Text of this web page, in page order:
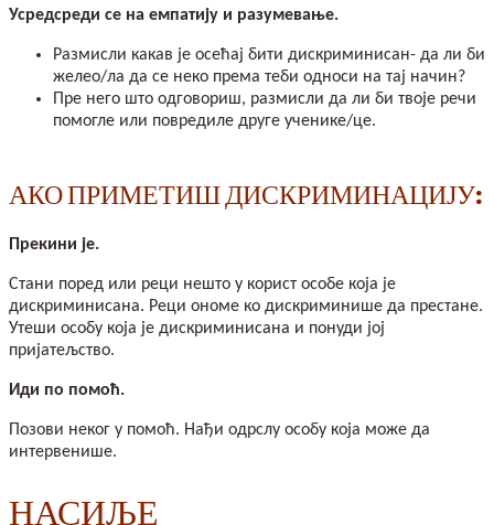
Усредсреди се на емпатију и разумевање.
Размисли какав је осећај бити дискриминисан- да ли би
желео/ла да се неко према теби односи на тај начин?
Пре него што одговориш, размисли да ли би твоје речи
помогле или повредиле друге ученике/це.
АКО ПРИМЕТИШ ДИСКРИМИНАЦИЈУ:
Прекини је.
Стани поред или реци нешто у корист особе која је
дискриминисана. Реци ономе ко дискриминише да престане.
Утеши особу која је дискриминисана и понуди јој
пријатељство.
Иди по помоћ.
Позови неког у помоћ. Нађи одрслу особу која може да
интервенише.
НАСИЉЕ